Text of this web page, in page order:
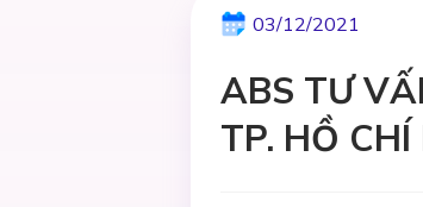
03/12/2021
ABS TƯ
TP. HỒ CHÍ